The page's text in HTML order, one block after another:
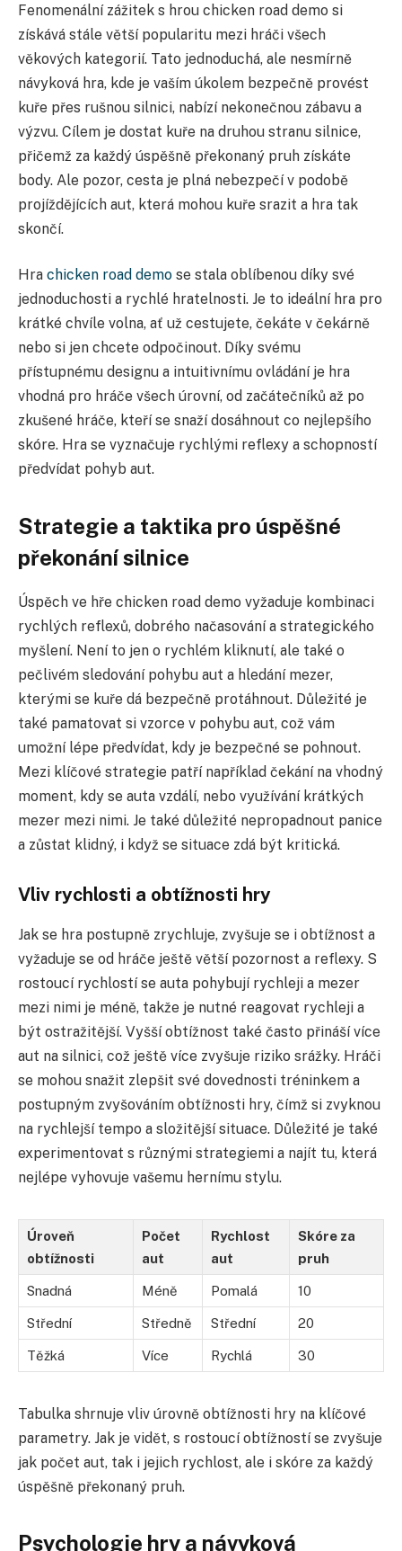
Fenomenální zážitek s hrou chicken road demo si
získává stále větší popularitu mezi hráči všech
věkových kategorií. Tato jednoduchá, ale nesmírně
návyková hra, kde je vaším úkolem bezpečně provést
kuře přes rušnou silnici, nabízí nekonečnou zábavu a
výzvu. Cílem je dostat kuře na druhou stranu silnice,
přičemž za každý úspěšně překonaný pruh získáte
body. Ale pozor, cesta je plná nebezpečí v podobě
projíždějících aut, která mohou kuře srazit a hra tak
skončí.
Hra chicken road demo se stala oblíbenou díky své
jednoduchosti a rychlé hratelnosti. Je to ideální hra pro
krátké chvíle volna, ať už cestujete, čekáte v čekárně
nebo si jen chcete odpočinout. Díky svému
přístupnému designu a intuitivnímu ovládání je hra
vhodná pro hráče všech úrovní, od začátečníků až po
zkušené hráče, kteří se snaží dosáhnout co nejlepšího
skóre. Hra se vyznačuje rychlými reflexy a schopností
předvídat pohyb aut.
Strategie a taktika pro úspěšné
překonání silnice
Úspěch ve hře chicken road demo vyžaduje kombinaci
rychlých reflexů, dobrého načasování a strategického
myšlení. Není to jen o rychlém kliknutí, ale také o
pečlivém sledování pohybu aut a hledání mezer,
kterými se kuře dá bezpečně protáhnout. Důležité je
také pamatovat si vzorce v pohybu aut, což vám
umožní lépe předvídat, kdy je bezpečné se pohnout.
Mezi klíčové strategie patří například čekání na vhodný
moment, kdy se auta vzdálí, nebo využívání krátkých
mezer mezi nimi. Je také důležité nepropadnout panice
a zůstat klidný, i když se situace zdá být kritická.
Vliv rychlosti a obtížnosti hry
Jak se hra postupně zrychluje, zvyšuje se i obtížnost a
vyžaduje se od hráče ještě větší pozornost a reflexy. S
rostoucí rychlostí se auta pohybují rychleji a mezer
mezi nimi je méně, takže je nutné reagovat rychleji a
být ostražitější. Vyšší obtížnost také často přináší více
aut na silnici, což ještě více zvyšuje riziko srážky. Hráči
se mohou snažit zlepšit své dovednosti tréninkem a
postupným zvyšováním obtížnosti hry, čímž si zvyknou
na rychlejší tempo a složitější situace. Důležité je také
experimentovat s různými strategiemi a najít tu, která
nejlépe vyhovuje vašemu hernímu stylu.
Úroveň
obtížnosti
Počet
aut
Rychlost
aut
Skóre za
pruh
Snadná Méně Pomalá 10
Střední Středně Střední 20
Těžká Více Rychlá 30
Tabulka shrnuje vliv úrovně obtížnosti hry na klíčové
parametry. Jak je vidět, s rostoucí obtížností se zvyšuje
jak počet aut, tak i jejich rychlost, ale i skóre za každý
úspěšně překonaný pruh.
Psychologie hry a návyková